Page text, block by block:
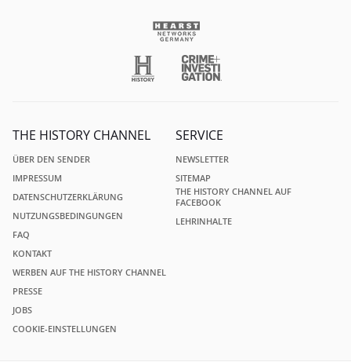
THE HISTORY CHANNEL
ÜBER DEN SENDER
IMPRESSUM
DATENSCHUTZERKLÄRUNG
NUTZUNGSBEDINGUNGEN
FAQ
KONTAKT
WERBEN AUF THE HISTORY CHANNEL
PRESSE
JOBS
COOKIE-EINSTELLUNGEN
SERVICE
NEWSLETTER
SITEMAP
THE HISTORY CHANNEL AUF
FACEBOOK
LEHRINHALTE